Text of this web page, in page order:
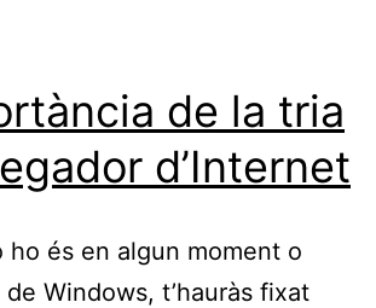
de la tria
d’Internet
ho és en algun moment o
Windows, t’hauràs fixat